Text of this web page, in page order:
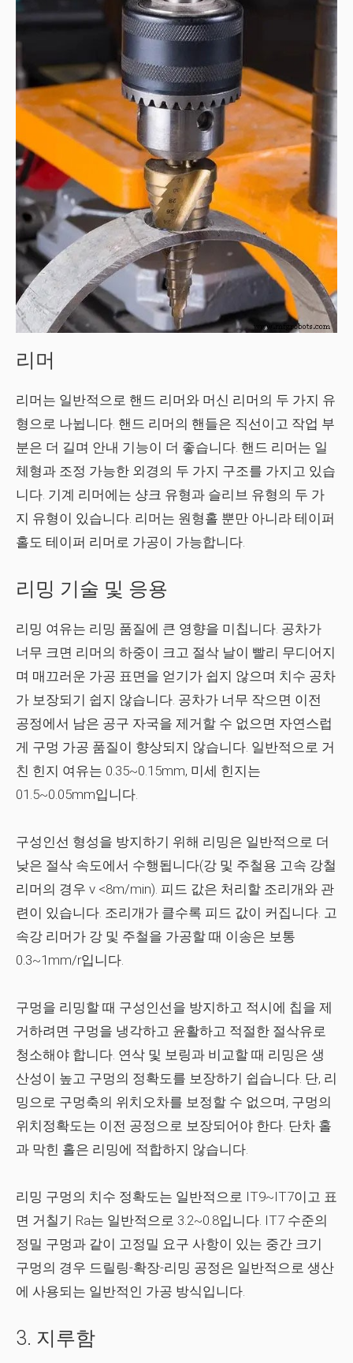
리머
리머는 일반적으로 핸드 리머와 머신 리머의 두 가지 유
형으로 나뉩니다. 핸드 리머의 핸들은 직선이고 작업 부
분은 더 길며 안내 기능이 더 좋습니다. 핸드 리머는 일
체형과 조정 가능한 외경의 두 가지 구조를 가지고 있습
니다. 기계 리머에는 샹크 유형과 슬리브 유형의 두 가
지 유형이 있습니다. 리머는 원형홀 뿐만 아니라 테이퍼
홀도 테이퍼 리머로 가공이 가능합니다.
리밍 기술 및 응용
리밍 여유는 리밍 품질에 큰 영향을 미칩니다. 공차가
너무 크면 리머의 하중이 크고 절삭 날이 빨리 무디어지
며 매끄러운 가공 표면을 얻기가 쉽지 않으며 치수 공차
가 보장되기 쉽지 않습니다. 공차가 너무 작으면 이전
공정에서 남은 공구 자국을 제거할 수 없으면 자연스럽
게 구멍 가공 품질이 향상되지 않습니다. 일반적으로 거
친 힌지 여유는 0.35~0.15mm, 미세 힌지는
01.5~0.05mm입니다.
구성인선 형성을 방지하기 위해 리밍은 일반적으로 더
낮은 절삭 속도에서 수행됩니다(강 및 주철용 고속 강철
리머의 경우 v <8m/min). 피드 값은 처리할 조리개와 관
련이 있습니다. 조리개가 클수록 피드 값이 커집니다. 고
속강 리머가 강 및 주철을 가공할 때 이송은 보통
0.3~1mm/r입니다.
구멍을 리밍할 때 구성인선을 방지하고 적시에 칩을 제
거하려면 구멍을 냉각하고 윤활하고 적절한 절삭유로
청소해야 합니다. 연삭 및 보링과 비교할 때 리밍은 생
산성이 높고 구멍의 정확도를 보장하기 쉽습니다. 단, 리
밍으로 구멍축의 위치오차를 보정할 수 없으며, 구멍의
위치정확도는 이전 공정으로 보장되어야 한다. 단차 홀
과 막힌 홀은 리밍에 적합하지 않습니다.
리밍 구멍의 치수 정확도는 일반적으로 IT9~IT7이고 표
면 거칠기 Ra는 일반적으로 3.2~0.8입니다. IT7 수준의
정밀 구멍과 같이 고정밀 요구 사항이 있는 중간 크기
구멍의 경우 드릴링-확장-리밍 공정은 일반적으로 생산
에 사용되는 일반적인 가공 방식입니다.
3. 지루함